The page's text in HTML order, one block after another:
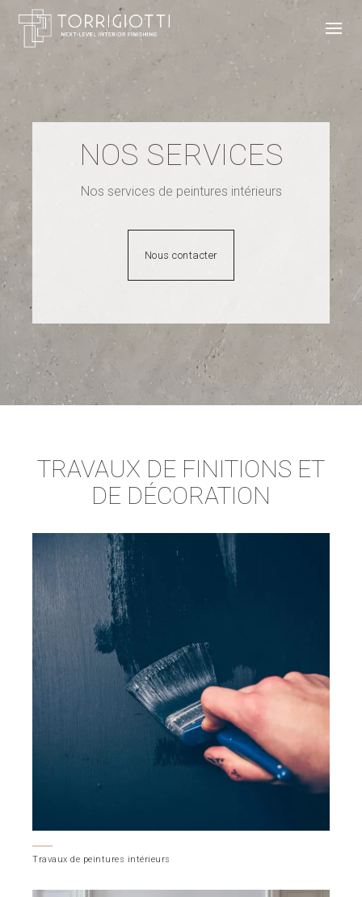
NOS SERVICES
Nos services de peintures intérieurs
Nous contacter
TRAVAUX DE FINITIONS ET
DE DÉCORATION
Travaux de peintures intérieurs